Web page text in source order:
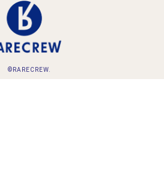
©RARECREW.